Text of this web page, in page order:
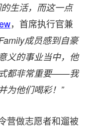
生活，而这一点
，首席执行官兼
成员感到自豪
义的事业当中，他
都非常重要——我
为他们喝彩！”
营做志愿者和遛被